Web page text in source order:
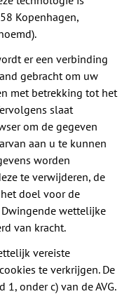
Kopenhagen,
er een verbinding
gebracht om uw
met betrekking tot het
slaat
om de gegeven
aan u te kunnen
worden
te verwijderen, de
doel voor de
wettelijke
van kracht.
vereiste
te verkrijgen. De
onder c) van de AVG.